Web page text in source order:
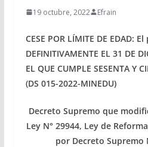
19 octubre, 2022 Efrain
CESE POR LÍMITE DE EDAD:
DEFINITIVAMENTE EL 31 DE
EL QUE CUMPLE SESENTA Y
(DS 015-2022-MINEDU)
Decreto Supremo que
Ley N° 29944, Ley de
por Decreto Supremo